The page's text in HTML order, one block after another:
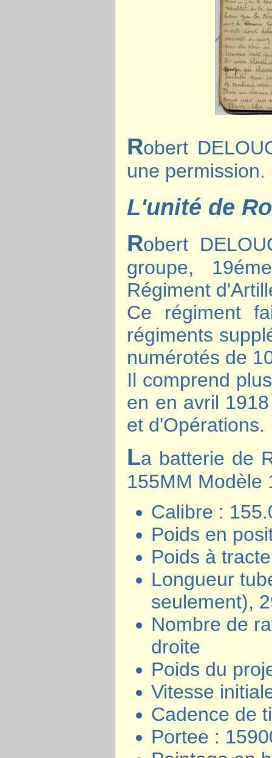
Robert
une permission.
L'unité de
Robert
groupe,
Régiment
Ce régiment
régiments
numérotés de
Il comprend
en en avril
et d'Opérations.
La batterie de
155MM Modèle
Calibre :
Poids en
Poids à
Longueur
seulement),
Nombre de
droite
Poids du
Vitesse
Cadence de
Portee :